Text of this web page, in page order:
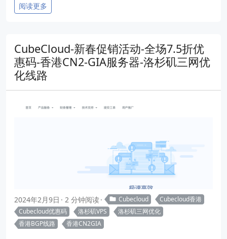
阅读更多
CubeCloud-新春促销活动-全场7.5折优
惠码-香港CN2-GIA服务器-洛杉矶三网优
化线路
2024年2月9日 2 分钟阅读 Cubecloud
Cubecloud香港
Cubecloud优惠码
洛杉矶VPS
洛杉矶三网优化
香港BGP线路
香港CN2GIA